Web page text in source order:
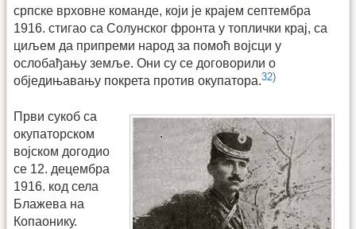
српске врховне команде, који је крајем септембра
1916. стигао са Солунског фронта у топлички крај, са
циљем да припреми народ за помоћ војсци у
ослобађању земље. Они су се договорили о
обједињавању покрета против окупатора.32)
Први сукоб са
окупаторском
војском догодио
се 12. децембра
1916. код села
Блажева на
Копаонику.